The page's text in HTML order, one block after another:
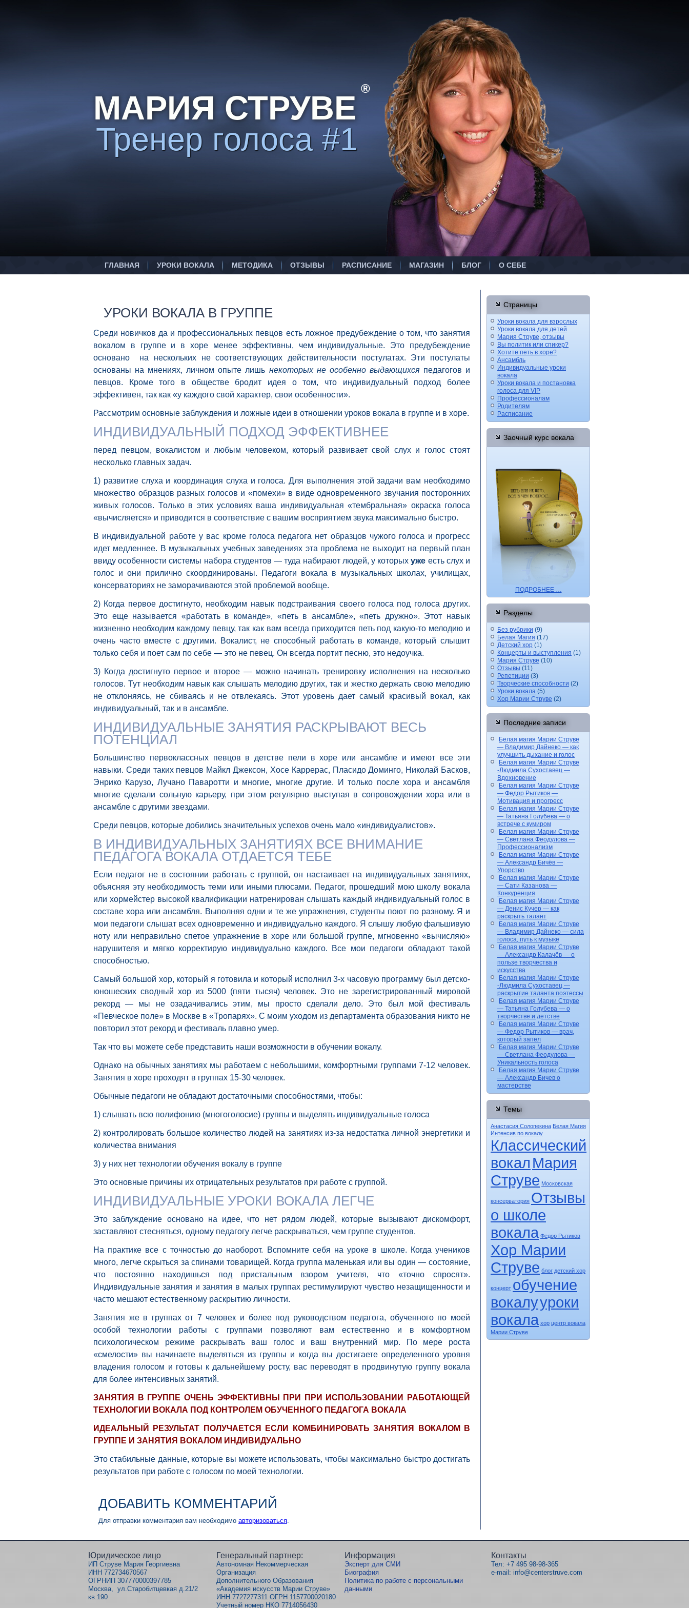
®
МАРИЯ СТРУВЕ
Тренер голоса #1
ГЛАВНАЯ УРОКИ ВОКАЛА МЕТОДИКА ОТЗЫВЫ РАСПИСАНИЕ МАГАЗИН БЛОГ О СЕБЕ
УРОКИ ВОКАЛА В ГРУППЕ
Среди новичков да и профессиональных певцов есть ложное предубеждение о том, что занятия
вокалом в группе и в хоре менее эффективны, чем индивидуальные. Это предубеждение
основано на нескольких не соответствующих действительности постулатах. Эти постулаты
основаны на мнениях, личном опыте лишь некоторых не особенно выдающихсяпедагогов и
певцов. Кроме того в обществе бродит идея о том, что индивидуальный подход более
эффективен, так как «у каждого свой характер, свои особенности».
Рассмотрим основные заблуждения и ложные идеи в отношении уроков вокала в группе и в хоре.
ИНДИВИДУАЛЬНЫЙ ПОДХОД ЭФФЕКТИВНЕЕ
перед певцом, вокалистом и любым человеком, который развивает свой слух и голос стоят
несколько главных задач.
1) развитие слуха и координация слуха и голоса. Для выполнения этой задачи вам необходимо
множество образцов разных голосов и «помехи» в виде одновременного звучания посторонних
живых голосов. Только в этих условиях ваша индивидуальная «тембральная» окраска голоса
«вычисляется» и приводится в соответствие с вашим восприятием звука максимально быстро.
В индивидуальной работе у вас кроме голоса педагога нет образцов чужого голоса и прогресс
идет медленнее. В музыкальных учебных заведениях эта проблема не выходит на первый план
ввиду особенности системы набора студентов — туда набирают людей, у которыхуже есть слух и
голос и они прилично скоординированы. Педагоги вокала в музыкальных школах, училищах,
консерваториях не заморачиваются этой проблемой вообще.
2) Когда первое достигнуто, необходим навык подстраивания своего голоса под голоса других.
Это еще называется «работать в команде», «петь в ансамбле», «петь дружно». Этот навык
жизненно необходим каждому певцу, так как вам всегда приходится петь под какую-то мелодию и
очень часто вместе с другими. Вокалист, не способный работать в команде, который слышит
только себя и поет сам по себе — это не певец. Он всегда портит песню, это недоучка.
3) Когда достигнуто первое и второе — можно начинать тренировку исполнения на несколько
голосов. Тут необходим навык как слышать мелодию других, так и жестко держать свою мелодию
не отклоняясь, не сбиваясь и не отвлекаясь. Этот уровень дает самый красивый вокал, как
индивидуальный, так и в ансамбле.
ИНДИВИДУАЛЬНЫЕ ЗАНЯТИЯ РАСКРЫВАЮТ ВЕСЬ
ПОТЕНЦИАЛ
Большинство первоклассных певцов в детстве пели в хоре или ансамбле и имеют все эти
навыки. Среди таких певцов Майкл Джексон, Хосе Каррерас, Пласидо Доминго, Николай Басков,
Энрико Карузо, Лучано Паваротти и многие, многие другие. И только после хора и ансамбля
многие сделали сольную карьеру, при этом регулярно выступая в сопровождении хора или в
ансамбле с другими звездами.
Среди певцов, которые добились значительных успехов очень мало «индивидуалистов».
В ИНДИВИДУАЛЬНЫХ ЗАНЯТИЯХ ВСЕ ВНИМАНИЕ
ПЕДАГОГА ВОКАЛА ОТДАЕТСЯ ТЕБЕ
Если педагог не в состоянии работать с группой, он настаивает на индивидуальных занятиях,
объясняя эту необходимость теми или иными плюсами. Педагог, прошедший мою школу вокала
или хормейстер высокой квалификации натренирован слышать каждый индивидуальный голос в
составе хора или ансамбля. Выполняя одни и те же упражнения, студенты поют по разному. Я и
мои педагоги слышат всех одновременно и индивидуально каждого. Я слышу любую фальшивую
ноту или неправильно спетое упражнение в хоре или большой группе, мгновенно «вычисляю»
нарушителя и мягко корректирую индивидуально каждого. Все мои педагоги обладают такой
способностью.
Самый большой хор, который я готовила и который исполнил 3-х часовую программу был детско-
юношеских сводный хор из 5000 (пяти тысяч) человек. Это не зарегистрированный мировой
рекорд — мы не озадачивались этим, мы просто сделали дело. Это был мой фестиваль
«Певческое поле» в Москве в «Тропарях». С моим уходом из департамента образования никто не
повторил этот рекорд и фестиваль плавно умер.
Так что вы можете себе представить наши возможности в обучении вокалу.
Однако на обычных занятиях мы работаем с небольшими, комфортными группами 7-12 человек.
Занятия в хоре проходят в группах 15-30 человек.
Обычные педагоги не обладают достаточными способностями, чтобы:
1) слышать всю полифонию (многоголосие) группы и выделять индивидуальные голоса
2) контролировать большое количество людей на занятиях из-за недостатка личной энергетики и
количества внимания
3) у них нет технологии обучения вокалу в группе
Это основные причины их отрицательных результатов при работе с группой.
ИНДИВИДУАЛЬНЫЕ УРОКИ ВОКАЛА ЛЕГЧЕ
Это заблуждение основано на идее, что нет рядом людей, которые вызывают дискомфорт,
заставляют стесняться, одному педагогу легче раскрываться, чем группе студентов.
На практике все с точностью до наоборот. Вспомните себя на уроке в школе. Когда учеников
много, легче скрыться за спинами товарищей. Когда группа маленькая или вы один — состояние,
что постоянно находишься под пристальным взором учителя, что «точно спросят».
Индивидуальные занятия и занятия в малых группах рестимулируют чувство незащищенности и
часто мешают естественному раскрытию личности.
Занятия же в группах от 7 человек и более под руководством педагога, обученного по моей
особой технологии работы с группами позволяют вам естественно и в комфортном
психологическом режиме раскрывать ваш голос и ваш внутренний мир. По мере роста
«смелости» вы начинаете выделяться из группы и когда вы достигаете определенного уровня
владения голосом и готовы к дальнейшему росту, вас переводят в продвинутую группу вокала
для более интенсивных занятий.
ЗАНЯТИЯ В ГРУППЕ ОЧЕНЬ ЭФФЕКТИВНЫ ПРИ ПРИ ИСПОЛЬЗОВАНИИ РАБОТАЮЩЕЙ
ТЕХНОЛОГИИ ВОКАЛА ПОД КОНТРОЛЕМ ОБУЧЕННОГО ПЕДАГОГА ВОКАЛА
ИДЕАЛЬНЫЙ РЕЗУЛЬТАТ ПОЛУЧАЕТСЯ ЕСЛИ КОМБИНИРОВАТЬ ЗАНЯТИЯ ВОКАЛОМ В
ГРУППЕ И ЗАНЯТИЯ ВОКАЛОМ ИНДИВИДУАЛЬНО
Это стабильные данные, которые вы можете использовать, чтобы максимально быстро достигать
результатов при работе с голосом по моей технологии.
ДОБАВИТЬ КОММЕНТАРИЙ
Для отправки комментария вам необходимо авторизоваться.
Страницы
Уроки вокала для взрослых
Уроки вокала для детей
Мария Струве, отзывы
Вы политик или спикер?
Хотите петь в хоре?
Ансамбль
Индивидуальные уроки
вокала
Уроки вокала и постановка
голоса для VIP
Профессионалам
Родителям
Расписание
Заочный курс вокала
ПОДРОБНЕЕ …
Разделы
Без рубрики (9)
Белая Магия (17)
Детский хор (1)
Концерты и выступления (1)
Мария Струве (10)
Отзывы (11)
Репетиции (3)
Творческие способности (2)
Уроки вокала (5)
Хор Марии Струве (2)
Последние записи
Белая магия Марии Струве
— Владимир Дайнеко — как
улучшить дыхание и голос
Белая магия Марии Струве
-Людмила Сухоставец —
Вдохновение
Белая магия Марии Струве
— Федор Рытиков —
Мотивация и прогресс
Белая магия Марии Струве
— Татьяна Голубева — о
встрече с кумиром
Белая магия Марии Струве
— Светлана Феодулова —
Профессионализм
Белая магия Марии Струве
— Александр Бичёв —
Упорство
Белая магия Марии Струве
— Сати Казанова —
Конкуренция
Белая магия Марии Струве
— Денис Кучер — как
раскрыть талант
Белая магия Марии Струве
— Владимир Дайнеко — сила
голоса, путь к музыке
Белая магия Марии Струве
— Александр Калачёв — о
пользе творчества и
искусства
Белая магия Марии Струве
-Людмила Сухоставец —
раскрытие таланта поэтессы
Белая магия Марии Струве
— Татьяна Голубева — о
творчестве и детстве
Белая магия Марии Струве
— Федор Рытиков — врач,
который запел
Белая магия Марии Струве
— Светлана Феодулова —
Уникальность голоса
Белая магия Марии Струве
— Александр Бичев о
мастерстве
Темы
Анастасия Солопекина Белая Магия
Интенсив по вокалу
Классический
вокал Мария
Струве Московская
консерватория Отзывы
о школе
вокала Федор Рытиков
Хор Марии
Струве блог детский хор
концерт обучение
вокалууроки
вокала хор центр вокала
Марии Струве
Юридическое лицо
ИП Струве Мария Георгиевна
ИНН 772734670567
ОГРНИП 307770000397785
Москва, ул.Старобитцевкая д.21/2
кв.190
Генеральный партнер:
Автономная Некоммерческая
Организация
Дополнительного Образования
«Академия искусств Марии Струве»
ИНН 7727277311 ОГРН 1157700020180
Учетный номер НКО 7714056430
Информация
Эксперт для СМИ
Биография
Политика по работе с персональными
данными
Контакты
Тел: +7 495 98-98-365
e-mail: info@centerstruve.com